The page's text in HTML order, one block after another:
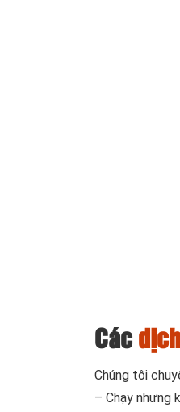
Các
Chúng tôi
– Chạy nhưng